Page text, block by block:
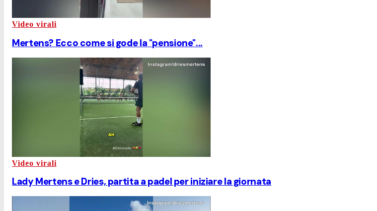
Video virali
Mertens? Ecco come si gode la "pensione"...
Video virali
Lady Mertens e Dries, partita a padel per iniziare la giornata